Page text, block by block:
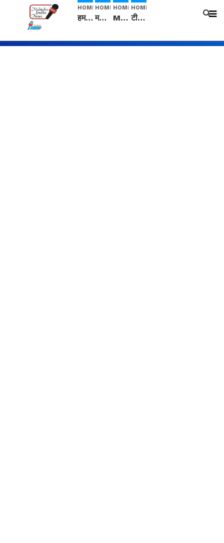
HOME
हम सनातनी..." सांसद kangana Ranaut से क्या बोली लड़की? Viral Jantar-Mantar | CJP protest
HOME
मनीषा हत्याकांड: हत्या, आत्महत्या या कोई बड़ा राज? | Full Story | Josh Haryana
HOME
Mangalsutra: हिंदू धर्म में शादी के बाद मंगलसूत्र क्यों पहनती है महिलाएं, किसने शुरु की ये परंपरा
HOME
टीम बीकेई ने एग्रीकल्चर ग्रेड की यूरिया खाद गट्टों में बदलकर टेक्निकल ग्रेड में बेचने वालों पर करवाई कार्रवाई: लखविंदर सिंह औलख